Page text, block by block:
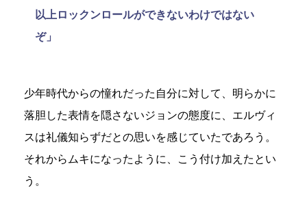
以上ロックンロールができないわけではない
ぞ」
少年時代からの憧れだった自分に対して、明らかに
落胆した表情を隠さないジョンの態度に、エルヴィ
スは礼儀知らずだとの思いを感じていたであろう。
それからムキになったように、こう付け加えたとい
う。